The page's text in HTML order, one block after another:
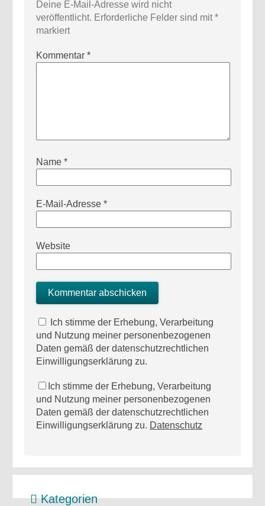
Deine E-Mail-Adresse wird nicht
veröffentlicht. Erforderliche Felder sind mit*
markiert
Kommentar *
Name *
E-Mail-Adresse *
Website
Ich stimme der Erhebung, Verarbeitung
und Nutzung meiner personenbezogenen
Daten gemäß der datenschutzrechtlichen
Einwilligungserklärung zu.
Ich stimme der Erhebung, Verarbeitung
und Nutzung meiner personenbezogenen
Daten gemäß der datenschutzrechtlichen
Einwilligungserklärung zu. Datenschutz
Kategorien